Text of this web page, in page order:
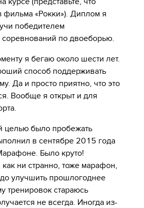
фильма «Рокки»). Диплом я
победителем
соревнований по двоеборью.
я бегаю около шести лет.
способ поддерживать
Да и просто приятно, что это
Вообще я открыт и для
целью было пробежать
в сентябре 2015 года
Было круто!
как ни странно, тоже марафон,
улучшить прошлогоднее
тренировок стараюсь
не всегда. Иногда из-